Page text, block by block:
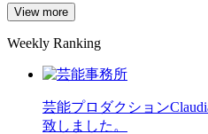
View more
Weekly Ranking
芸能プロダクション
致しました。